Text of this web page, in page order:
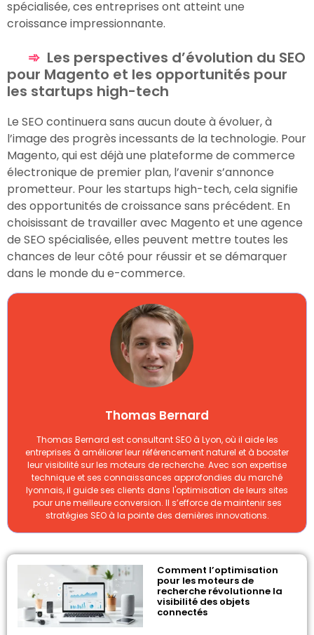
spécialisée, ces entreprises ont atteint une
croissance impressionnante.
Les perspectives d’évolution du SEO
pour Magento et les opportunités pour
les startups high-tech
Le SEO continuera sans aucun doute à évoluer, à
l’image des progrès incessants de la technologie. Pour
Magento, qui est déjà une plateforme de commerce
électronique de premier plan, l’avenir s’annonce
prometteur. Pour les startups high-tech, cela signifie
des opportunités de croissance sans précédent. En
choisissant de travailler avec Magento et une agence
de SEO spécialisée, elles peuvent mettre toutes les
chances de leur côté pour réussir et se démarquer
dans le monde du e-commerce.
Thomas Bernard
Thomas Bernard est consultant SEO à Lyon, où il aide les
entreprises à améliorer leur référencement naturel et à booster
leur visibilité sur les moteurs de recherche. Avec son expertise
technique et ses connaissances approfondies du marché
lyonnais, il guide ses clients dans l'optimisation de leurs sites
pour une meilleure conversion. Il s’efforce de maintenir ses
stratégies SEO à la pointe des dernières innovations.
Comment l’optimisation
pour les moteurs de
recherche révolutionne la
visibilité des objets
connectés